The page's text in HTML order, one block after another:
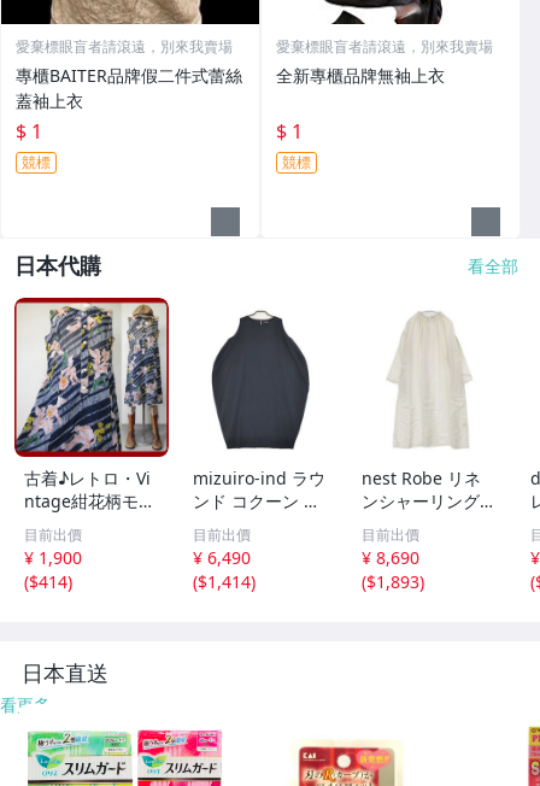
愛棄標眼盲者請滾遠，別來我賣場
專櫃BAITER品牌假二件式蕾絲
蓋袖上衣
$ 1
競標
愛棄標眼盲者請滾遠，別來我賣場
全新專櫃品牌無袖上衣
$ 1
競標
日本代購 看全部
古着♪レトロ・Vi
ntage紺花柄モッ
ズワンピ♪70s60s
70年代60年代ヴ
ィンテージ日本製
Japan昭和ロマン
り
目前出價
¥ 1,900
($414)
mizuiro-ind ラウ
ンド コクーン ノ
ースリーブ ワン
ピース ネイビー
ミズイロインド 6
-0723M 286215
目前出價
¥ 6,490
($1,414)
nest Robe リネ
ンシャーリングネ
ックワンピース 0
1171-1101-1 製
品染め ワンピー
ス オフホワイト
目前出價
¥ 8,690
($1,893)
(
日本直送
看更多